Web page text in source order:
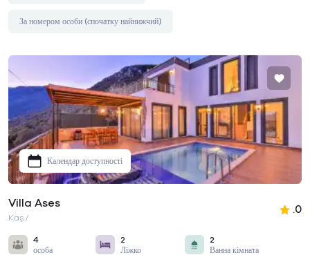
За номером особи (спочатку найнижчий)
Календар доступності
Villa Ases
Kaş /
.0
4
особа
2
Ліжко
2
Ванна кімната